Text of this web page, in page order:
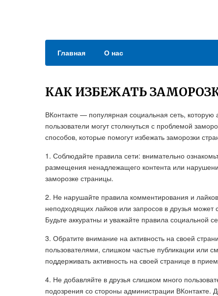
Главная О нас
КАК ИЗБЕЖАТЬ
ВКонтакте — популярная социальная сеть,
пользователи могут столкнуться с проблемой
способов, которые помогут избежать заморозки
1. Соблюдайте правила сети: внимательно
размещения ненадлежащего контента или
заморозке страницы.
2. Не нарушайте правила комментирования и
неподходящих лайков или запросов в друзья может
Будьте аккуратны и уважайте правила социальной
3. Обратите внимание на активность на своей
пользователями, слишком частые публикации или
поддерживать активность на своей странице в
4. Не добавляйте в друзья слишком много
подозрения со стороны администрации ВКонтакте.